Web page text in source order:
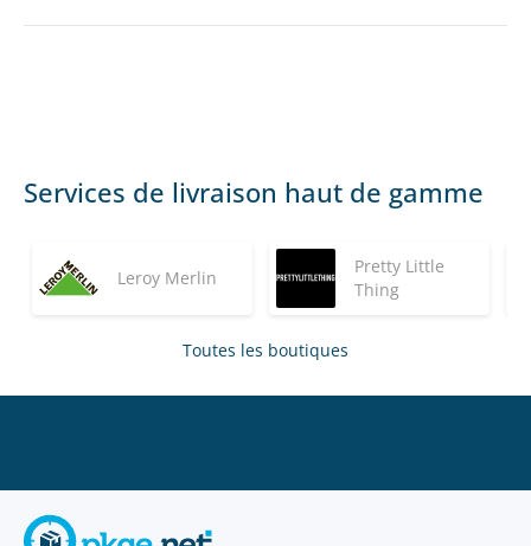
Services de livraison haut de gamme
Leroy Merlin
Pretty Little
Thing
Toutes les boutiques